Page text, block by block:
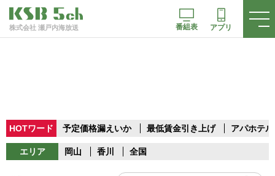
株式会社 瀬戸内海放送 番組表 アプリ
HOTワード 予定価格漏えいか 最低賃金引き上げ アパホテル
エリア 岡山 香川 全国